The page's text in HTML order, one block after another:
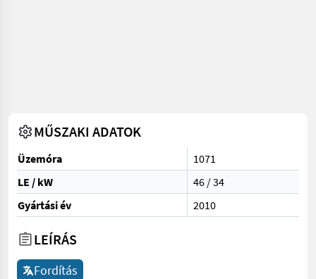
MŰSZAKI ADATOK
Üzemóra
1071
LE / kW
46 / 34
Gyártási év
2010
LEÍRÁS
Fordítás